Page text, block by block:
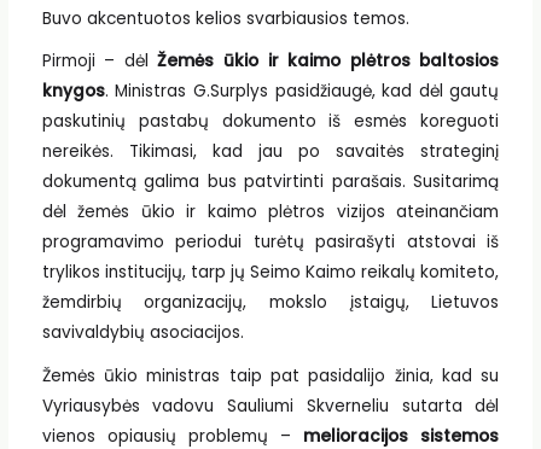
Buvo akcentuotos kelios svarbiausios temos.
Pirmoji – dėlŽemės ūkio ir kaimo plėtros baltosios
knygos. Ministras G.Surplys pasidžiaugė, kad dėl gautų
paskutinių pastabų dokumento iš esmės koreguoti
nereikės. Tikimasi, kad jau po savaitės strateginį
dokumentą galima bus patvirtinti parašais. Susitarimą
dėl žemės ūkio ir kaimo plėtros vizijos ateinančiam
programavimo periodui turėtų pasirašyti atstovai iš
trylikos institucijų, tarp jų Seimo Kaimo reikalų komiteto,
žemdirbių organizacijų, mokslo įstaigų, Lietuvos
savivaldybių asociacijos.
Žemės ūkio ministras taip pat pasidalijo žinia, kad su
Vyriausybės vadovu Sauliumi Skverneliu sutarta dėl
vienos opiausių problemų – melioracijos sistemos